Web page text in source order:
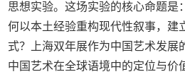
思想实验。这场实验的核心命题是
何以本土经验重构现代性叙事，建
式？上海双年展作为中国艺术发展
中国艺术在全球语境中的定位与价